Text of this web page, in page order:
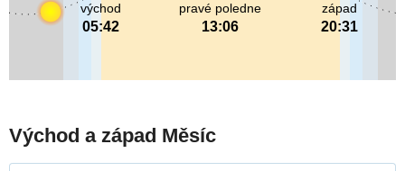
pravé poledne
13:06
východ
05:42
západ
20:31
Východ a západ Měsíc